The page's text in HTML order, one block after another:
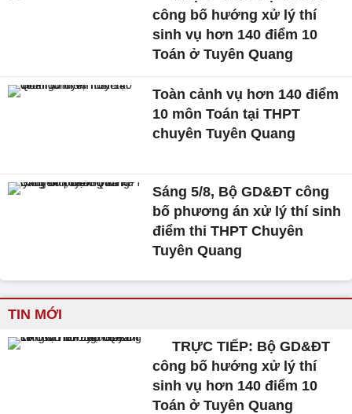
công bố hướng xử lý thí
sinh vụ hơn 140 điểm 10
Toán ở Tuyên Quang
Toàn cảnh vụ hơn 140 điểm
10 môn Toán tại THPT
chuyên Tuyên Quang
Sáng 5/8, Bộ GD&ĐT công
bố phương án xử lý thí sinh
điểm thi THPT Chuyên
Tuyên Quang
TIN MỚI
TRỰC TIẾP: Bộ GD&ĐT
công bố hướng xử lý thí
sinh vụ hơn 140 điểm 10
Toán ở Tuyên Quang